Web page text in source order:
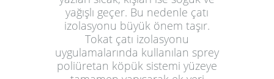
yağışlı geçer. Bu nedenle çatı
izolasyonu büyük önem taşır.
Tokat çatı izolasyonu
uygulamalarında kullanılan sprey
poliüretan köpük sistemi yüzeye